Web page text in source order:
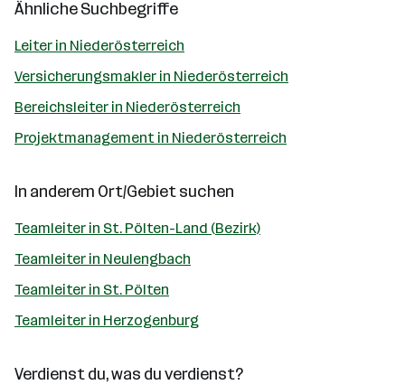
Ähnliche Suchbegriffe
Leiter in Niederösterreich
Versicherungsmakler in Niederösterreich
Bereichsleiter in Niederösterreich
Projektmanagement in Niederösterreich
In anderem Ort/Gebiet suchen
Teamleiter in St. Pölten-Land (Bezirk)
Teamleiter in Neulengbach
Teamleiter in St. Pölten
Teamleiter in Herzogenburg
Verdienst du, was du verdienst?